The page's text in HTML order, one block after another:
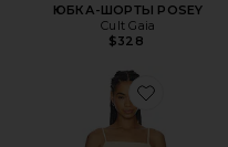
ЮБКА-ШОРТЫ POSEY
Cult Gaia
$328
Favorite